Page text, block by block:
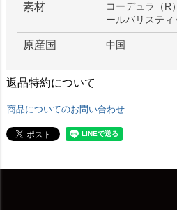
素材
コーデュラ（R
ールバリスティ
原産国 中国
返品特約について
商品についてのお問い合わせ